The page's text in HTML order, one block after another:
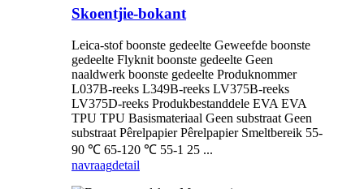
Skoentjie-bokant
Leica-stof boonste gedeelte Geweefde boonste
gedeelte Flyknit boonste gedeelte Geen
naaldwerk boonste gedeelte Produknommer
L037B-reeks L349B-reeks LV375B-reeks
LV375D-reeks Produkbestanddele EVA EVA
TPU TPU Basismateriaal Geen substraat Geen
substraat Pêrelpapier Pêrelpapier Smeltbereik 55-
90 ℃ 65-120 ℃ 55-1 25 ...
navraagdetail